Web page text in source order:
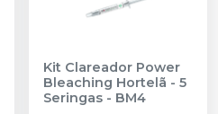
Kit Clareador Power
Bleaching Hortelã - 5
Seringas - BM4